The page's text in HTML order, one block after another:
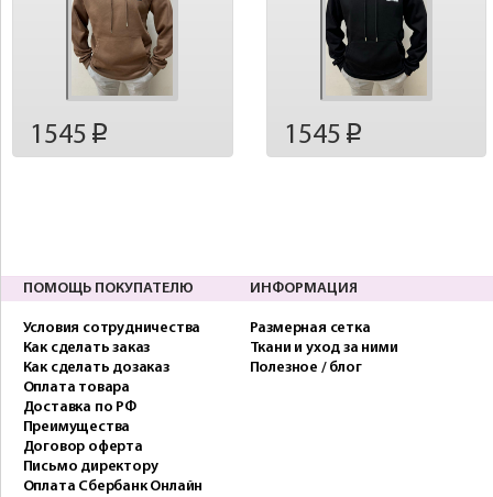
1545 p 1545 p
ПОМОЩЬ ПОКУПАТЕЛЮ
Условия сотрудничества
Как сделать заказ
Как сделать дозаказ
Оплата товара
Доставка по РФ
Преимущества
Договор оферта
Письмо директору
Оплата Сбербанк Онлайн
ИНФОРМАЦИЯ
Размерная сетка
Ткани и уход за ними
Полезное / блог